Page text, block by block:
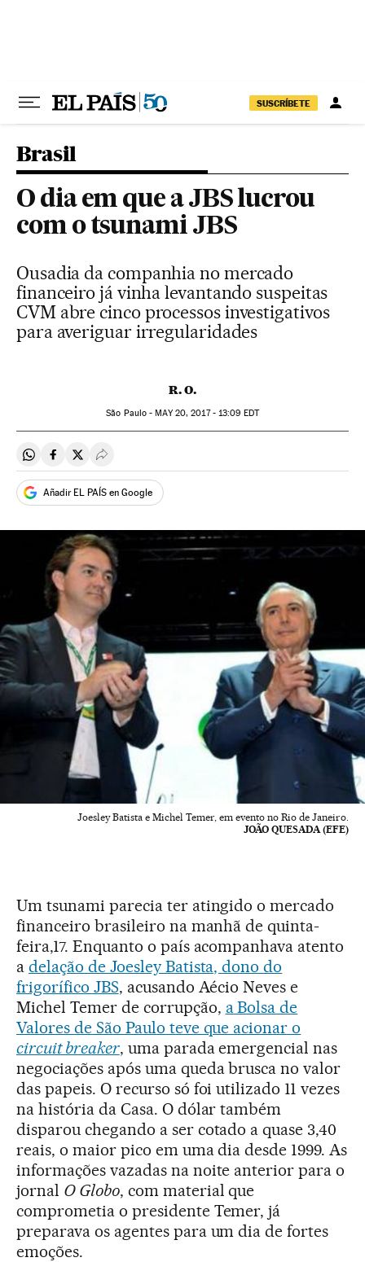
SUSCRÍBETE
Brasil
O dia em que a JBS lucrou
com o tsunami JBS
Ousadia da companhia no mercado
financeiro já vinha levantando suspeitas
CVM abre cinco processos investigativos
para averiguar irregularidades
R. O.
São Paulo -MAY20, 2017 - 13:09 EDT
Compartir en Whatsapp
Compartir en Facebook
Compartir en Twitter
Desplegar Redes Sociales
Añadir EL PAÍS en Google
Joesley Batista e Michel Temer, em evento no Rio de Janeiro.
JOÃO QUESADA (EFE)
Um tsunami parecia ter atingido o mercado
financeiro brasileiro na manhã de quinta-
feira,17. Enquanto o país acompanhava atento
a delação de Joesley Batista, dono do
frigorífico JBS, acusando Aécio Neves e
Michel Temer de corrupção, a Bolsa de
Valores de São Paulo teve que acionar o
circuit breaker, uma parada emergencial nas
negociações após uma queda brusca no valor
das papeis. O recurso só foi utilizado 11 vezes
na história da Casa. O dólar também
disparou chegando a ser cotado a quase 3,40
reais, o maior pico em uma dia desde 1999. As
informações vazadas na noite anterior para o
jornal O Globo, com material que
comprometia o presidente Temer, já
preparava os agentes para um dia de fortes
emoções.